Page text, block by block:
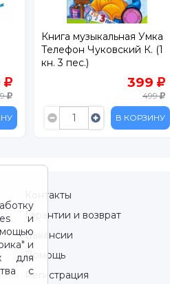
Книга музыкальная Умка
Телефон Чуковский К. (1
кн. 3 пес.)
399
499
В КОРЗИНУ
и
и
для
с
Контакты
Гарантии и возврат
Вакансии
Помощь
Регистрация